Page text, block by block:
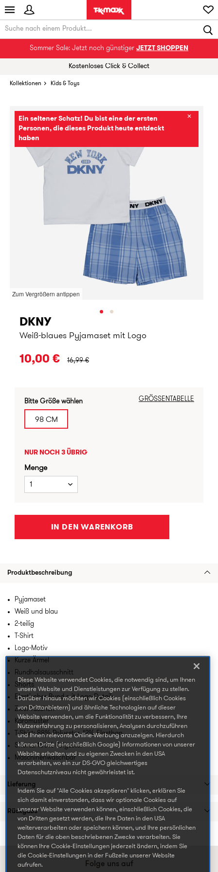
Sommer Sale: Jetzt noch günstiger JETZT SHOPPEN
Kostenloses Click & Collect
Kollektionen Kids & Toys
Ein seltener Schatz! Du bist eine der ersten
Personen, die dieses Produkt heute entdeckt
haben
✕
Zum Vergrößern antippen
DKNY
Weiß-blaues Pyjamaset mit Logo
10,00 € URSPRÜNGLICHER PREIS:
16,99 €
GRÖSSENTABELLE
Bitte Größe wählen
98 CM
NUR NOCH 3 ÜBRIG
Menge
1
IN DEN WARENKORB
Produktbeschreibung
Pyjamaset
Weiß und blau
2-teilig
T-Shirt
Logo-Motiv
Kurze Ärmel
Rundhalsausschnitt
Shorts
Elastischer Bund mit Logo-Details
Zwei Taschen
Karomuster
T-Shirt: 88% Polyester, 12% Elasthan
Shorts: 100% Polyester
Maschinenwaschbar
Lieferung
Rückgabe
Folge uns auf
Diese Website verwendet Cookies, die notwendig sind, um Ihnen
unsere Website und Dienstleistungen zur Verfügung zu stellen.
Darüber hinaus möchten wir Cookies (einschließlich Cookies
von Drittanbietern) und ähnliche Technologien auf dieser
Website verwenden, um die Funktionalität zu verbessern, Ihre
Nutzererfahrung zu personalisieren, Analysen durchzuführen
und Ihnen relevante Online-Werbung anzuzeigen. Hierdurch
können Dritte (einschließlich Google) Informationen von unserer
Website erhalten und zu eigenen Zwecken in den USA
verarbeiten, wo ein zur DS-GVO gleichwertiges
Datenschutzniveau nicht gewährleistet ist.
Indem Sie auf "Alle Cookies akzeptieren" klicken, erklären Sie
sich damit einverstanden, dass wir optionale Cookies auf
unserer Website verwenden können, einschließlich Cookies, die
von Dritten gesetzt werden, die Ihre Daten in den USA
weiterverarbeiten oder speichern können, und Ihre persönlichen
Daten für die oben beschriebenen Zwecke verarbeiten. Sie
können Ihre Cookie-Einstellungen jederzeit ändern, indem Sie
die Cookie-Einstellungen in der Fußzeile unserer Website
aufrufen.